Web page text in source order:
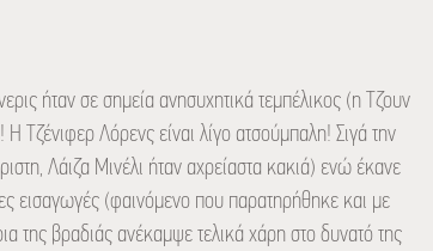
ήταν σε σημεία ανησυχητικά τεμπέλικος (η Τζουν
Τζένιφερ Λόρενς είναι λίγο ατσούμπαλη! Σιγά την
Λάιζα Μινέλι ήταν αχρείαστα κακιά) ενώ έκανε
εισαγωγές (φαινόμενο που παρατηρήθηκε και με
της βραδιάς ανέκαμψε τελικά χάρη στο δυνατό της